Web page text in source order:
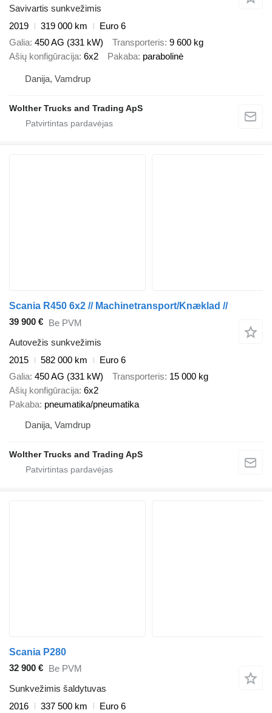
Savivartis sunkvežimis
2019
319 000 km
Euro 6
Galia 450 AG (331 kW) Transporteris 9 600 kg
Ašių konfigūracija 6x2 Pakaba parabolinė
Danija, Vamdrup
Wolther Trucks and Trading ApS
Scania R450 6x2 // Machinetransport/Knæklad //
39 900 € Be PVM
Autovežis sunkvežimis
2015
582 000 km
Euro 6
Galia 450 AG (331 kW) Transporteris 15 000 kg
Ašių konfigūracija 6x2
Pakaba pneumatika/pneumatika
Danija, Vamdrup
Wolther Trucks and Trading ApS
Scania P280
32 900 € Be PVM
Sunkvežimis šaldytuvas
2016
337 500 km
Euro 6